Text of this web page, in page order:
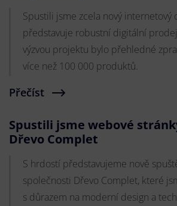
Spustili jsme zcela nový internetový
představuje robustní digitální
výzvou projektu bylo přehledné
více než 100 000 produktů.
Přečíst
Spustili jsme webové
Dřevo Complet
S hrdostí představujeme nově
společnosti Dřevo Complet, které
s důrazem na moderní design a